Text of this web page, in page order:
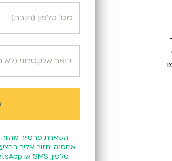
השארת פרטייך
אחסנה יחזור אליך